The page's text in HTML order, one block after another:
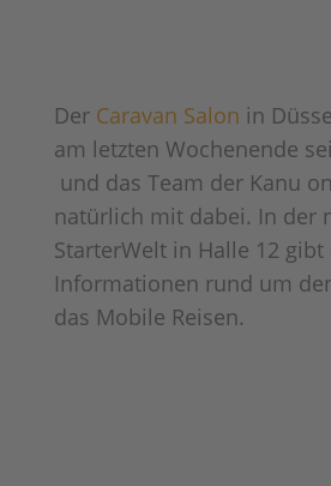
Der Caravan Salon in
am letzten Wochenende
und das Team der Kanu
natürlich mit dabei. In der
StarterWelt in Halle 12 gibt
Informationen rund um
das Mobile Reisen.